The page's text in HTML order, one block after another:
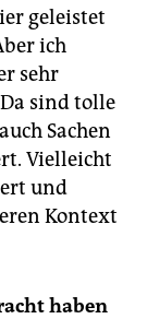
geleistet
ich
sehr
sind tolle
Sachen
Vielleicht
und
Kontext
haben